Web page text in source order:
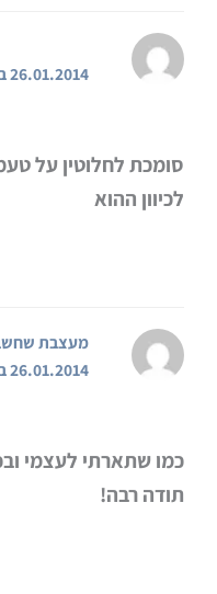
26.01.2014 ב 03:10
סומכת לחלוטין על
לכיוון ההוא
מעצבת
26.01.2014 ב 07:39
כמו שתארתי לעצמי
תודה רבה!